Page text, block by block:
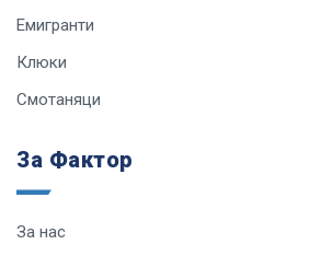
Емигранти
Клюки
Смотаняци
За Фактор
За нас